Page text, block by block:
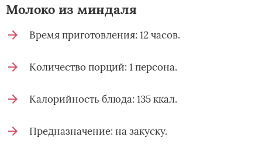
Молоко из миндаля
Время приготовления: 12 часов.
Количество порций: 1 персона.
Калорийность блюда: 135 ккал.
Предназначение: на закуску.